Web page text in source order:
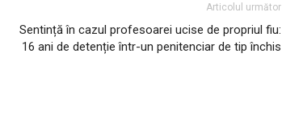
Articolul următor
Sentință în cazul profesoarei ucise de propriul fiu:
16 ani de detenție într-un penitenciar de tip închis